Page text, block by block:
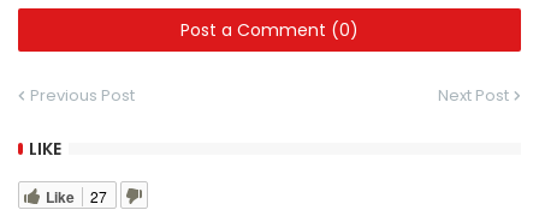
Post a Comment (0)
Previous Post Next Post
LIKE
Like 27